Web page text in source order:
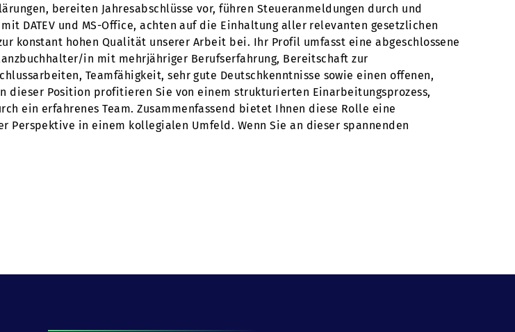
bereiten Jahresabschlüsse vor, führen Steueranmeldungen durch und
DATEV und MS-Office, achten auf die Einhaltung aller relevanten gesetzlichen
konstant hohen Qualität unserer Arbeit bei. Ihr Profil umfasst eine abgeschlossene
in mit mehrjähriger Berufserfahrung, Bereitschaft zur
Teamfähigkeit, sehr gute Deutschkenntnisse sowie einen offenen,
dieser Position profitieren Sie von einem strukturierten Einarbeitungsprozess,
ein erfahrenes Team. Zusammenfassend bietet Ihnen diese Rolle eine
in einem kollegialen Umfeld. Wenn Sie an dieser spannenden